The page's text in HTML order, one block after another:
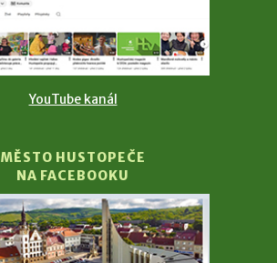
YouTube kanál
MĚSTO HUSTOPEČE
NA FACEBOOKU